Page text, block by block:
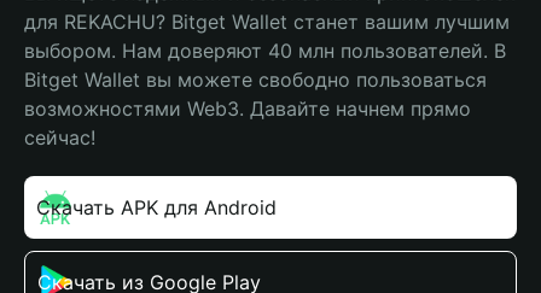
для REKACHU? Bitget Wallet станет вашим лучшим
выбором. Нам доверяют 40 млн пользователей. В
Bitget Wallet вы можете свободно пользоваться
возможностями Web3. Давайте начнем прямо
сейчас!
Скачать APK для Android
Скачать из Google Play